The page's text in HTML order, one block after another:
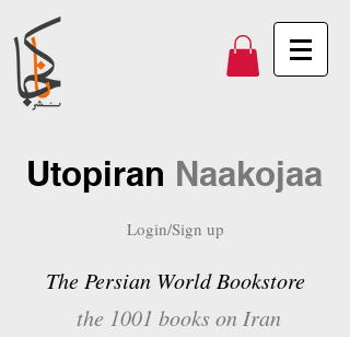
Utopiran Naakojaa
Login/Sign up
The Persian World Bookstore
the 1001 books on Iran